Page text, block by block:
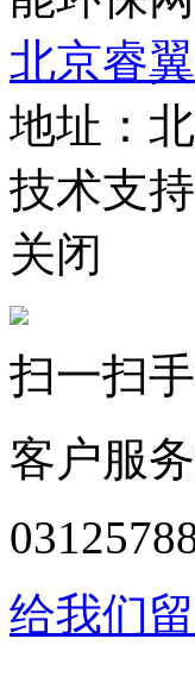
北京睿
地址：
技术支持
关闭
扫一扫
客户服
给我们